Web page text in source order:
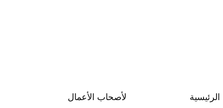
لأصحاب الأعمال